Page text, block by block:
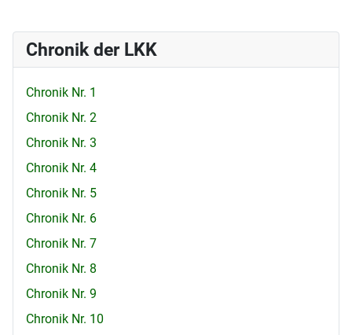
Chronik der LKK
Chronik Nr. 1
Chronik Nr. 2
Chronik Nr. 3
Chronik Nr. 4
Chronik Nr. 5
Chronik Nr. 6
Chronik Nr. 7
Chronik Nr. 8
Chronik Nr. 9
Chronik Nr. 10